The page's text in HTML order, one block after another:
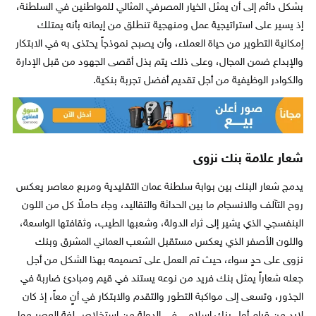
بشكل دائم إلى أن يمثل الخيار المصرفي المثالي للمواطنين في السلطنة،
إذ يسير على استراتيجية عمل ومنهجية تنطلق من إيمانه بأنه يمتلك
إمكانية التطوير من حياة العملاء، وأن يصبح نموذجاً يحتذى به في الابتكار
والإبداع ضمن المجال، وعلى ذلك يتم بذل أقصى الجهود من قبل الإدارة
والكوادر الوظيفية من أجل تقديم أفضل تجربة بنكية.
شعار علامة بنك نزوى
يدمج شعار البنك بين بوابة سلطنة عمان التقليدية ومربع معاصر يعكس
روح التآلف والانسجام ما بين الحداثة والتقاليد، وجاء حاملاً كل من اللون
البنفسجي الذي يشير إلى ثراء الدولة، وشعبها الطيب، وثقافتها الواسعة،
واللون الأصفر الذي يعكس مستقبل الشعب العماني المشرق وبنك
نزوى على حدٍ سواء، حيث تم العمل على تصميمه بهذا الشكل من أجل
جعله شعاراً يمثل بنك فريد من نوعه يستند في قيم ومبادئ ضاربة في
الجذور، وتسعى إلى مواكبة التطور والتقدم والابتكار في أنٍ معاً، إذ كان